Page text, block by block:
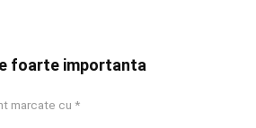
foarte importanta
marcate cu *